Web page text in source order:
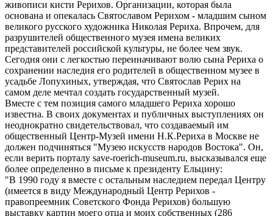
живописи кисти Рерихов. Организации, которая была
основана и опекалась Святославом Рерихом - младшим сыном
великого русского художника Николая Рериха. Впрочем, для
разрушителей общественного музея имена великих
представителей российской культуры, не более чем звук.
Сегодня они с легкостью переиначивают волю сына Рериха о
сохранении наследия его родителей в общественном музее в
усадьбе Лопухиных, утверждая, что Святослав Рерих на
самом деле мечтал создать государственный музей.
Вместе с тем позиция самого младшего Рериха хорошо
известна. В своих документах и публичных выступлениях он
неоднократно свидетельствовал, что создаваемый им
общественный Центр-Музей имени Н.К.Рериха в Москве не
должен подчиняться "Музею искусств народов Востока". Он,
если верить порталу save-roerich-museum.ru, высказывался еще
более определенно в письме к президенту Ельцину:
"В 1990 году я вместе с остальным наследием передал Центру
(имеется в виду Международный Центр Рерихов -
правопреемник Советского Фонда Рерихов) большую
выставку картин моего отца и моих собственных (286